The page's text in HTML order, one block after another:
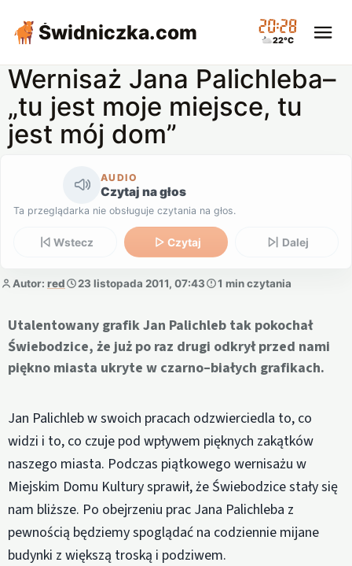
Świdniczka.com 20:28
22°C
Wernisaż Jana Palichleba–
„tu jest moje miejsce, tu
jest mój dom”
AUDIO
Czytaj na głos
Ta przeglądarka nie obsługuje czytania na głos.
Wstecz Czytaj Dalej
Autor: red 23 listopada 2011, 07:43 1 min czytania
Utalentowany grafik Jan Palichleb tak pokochał
Świebodzice, że już po raz drugi odkrył przed nami
piękno miasta ukryte w czarno–białych grafikach.
Jan Palichleb w swoich pracach odzwierciedla to, co
widzi i to, co czuje pod wpływem pięknych zakątków
naszego miasta. Podczas piątkowego wernisażu w
Miejskim Domu Kultury sprawił, że Świebodzice stały się
nam bliższe. Po obejrzeniu prac Jana Palichleba z
pewnością będziemy spoglądać na codziennie mijane
budynki z większą troską i podziwem.